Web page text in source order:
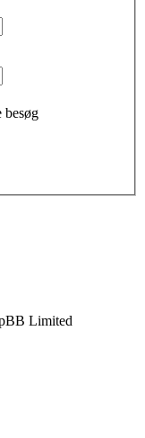
besøg
Limited